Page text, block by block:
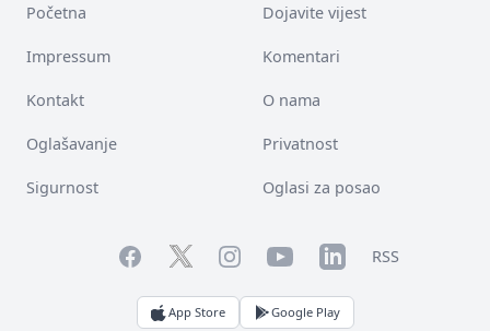
Početna Dojavite vijest
Impressum Komentari
Kontakt O nama
Oglašavanje Privatnost
Sigurnost Oglasi za posao
FacebookTwitterInstagramYouTubeLinkedInRSS
App Store Google Play